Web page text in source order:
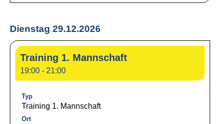
Dienstag 29.12.2026
Training 1. Mannschaft
19:00 - 21:00
Typ
Training 1. Mannschaft
Ort